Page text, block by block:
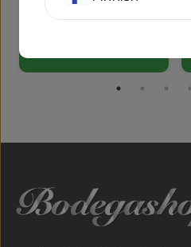
75 cl 13%